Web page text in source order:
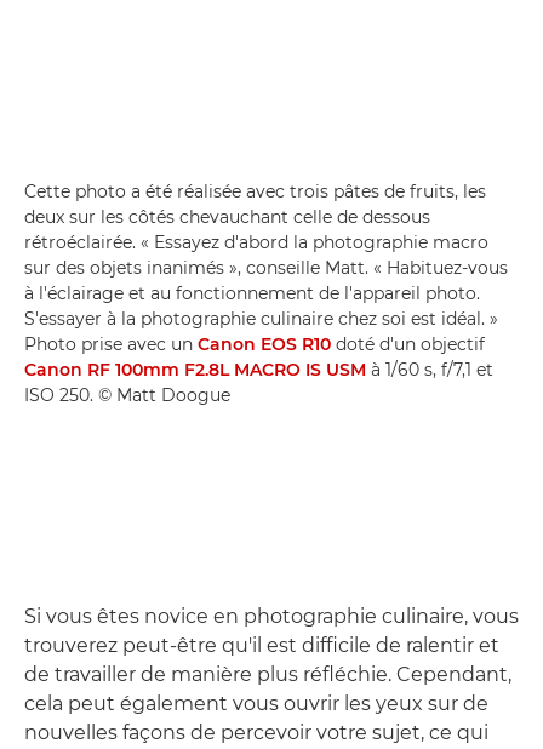
Cette photo a été réalisée avec trois pâtes de fruits, les
deux sur les côtés chevauchant celle de dessous
rétroéclairée. « Essayez d'abord la photographie macro
sur des objets inanimés », conseille Matt. « Habituez-vous
à l'éclairage et au fonctionnement de l'appareil photo.
S'essayer à la photographie culinaire chez soi est idéal. »
Photo prise avec un Canon EOS R10 doté d'un objectif
Canon RF 100mm F2.8L MACRO IS USM à 1/60 s, f/7,1 et
ISO 250. © Matt Doogue
Si vous êtes novice en photographie culinaire, vous
trouverez peut-être qu'il est difficile de ralentir et
de travailler de manière plus réfléchie. Cependant,
cela peut également vous ouvrir les yeux sur de
nouvelles façons de percevoir votre sujet, ce qui